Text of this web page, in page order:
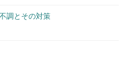
調とその対策